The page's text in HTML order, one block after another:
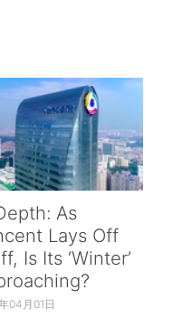
As
Lays Off
Is Its ‘Winter’
04月01日